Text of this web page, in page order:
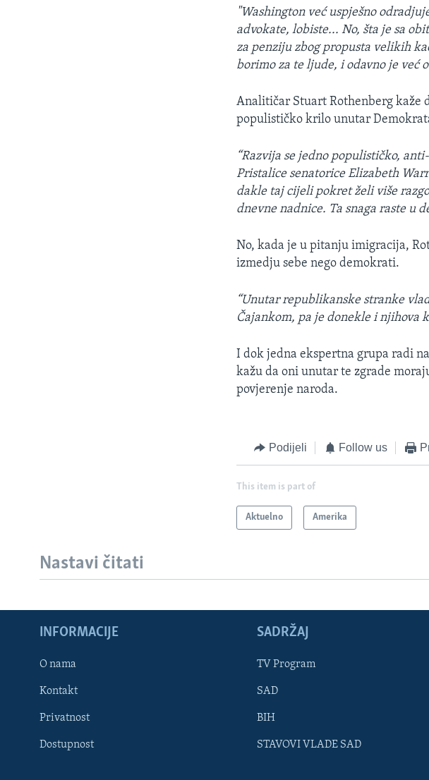
Learning English
"Washington već uspješno
advokate, lobiste... No, šta je sa
za penziju zbog propusta velikih
borimo za te ljude, i odavno je već
Analitičar Stuart Rothenberg kaže
populističko krilo unutar
“Razvija se jedno populističko,
Pristalice senatorice Elizabeth
dakle taj cijeli pokret želi više
dnevne nadnice. Ta snaga raste u
No, kada je u pitanju imigracija,
izmedju sebe nego demokrati.
“Unutar republikanske stranke
Čajankom, pa je donekle i njihova
I dok jedna ekspertna grupa radi
kažu da oni unutar te zgrade
povjerenje naroda.
Podijeli Follow us
This item is part of
Aktuelno Amerika
Nastavi čitati
INFORMACIJE
O nama
Kontakt
Privatnost
Dostupnost
SADRŽAJ
TV Program
SAD
BIH
STAVOVI VLADE SAD